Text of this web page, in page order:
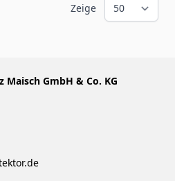
Zeige
Maisch GmbH & Co. KG